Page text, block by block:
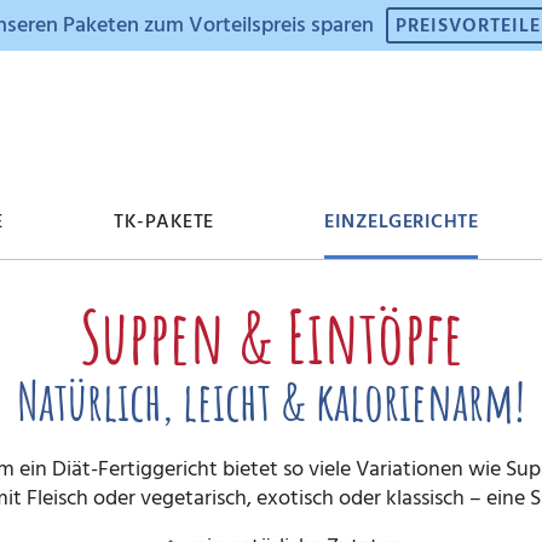
Paketen zum Vorteilspreis sparen
TK-PAKETE EINZELGERICHTE
Unsere Geschichte
& Eintöpfe Fleischgerichte
Diäko to go
Fat Vitamine
to go (Zubehör) Brot & Aufstriche
Produkte Geschenkgutscheine
Suppen & Eintöpfe
Natürlich, leicht & kalorienarm!
ein Diät-Fertiggericht bietet so viele Variationen wie
Fleisch oder vegetarisch, exotisch oder klassisch – eine